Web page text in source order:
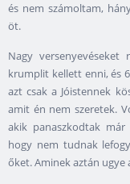
és nem számoltam,
öt.
Nagy
krumplit kellett enni, és
azt csak a Jóistennek
amit én nem szeretek.
akik panaszkodtak
hogy nem tudnak
őket. Aminek aztán